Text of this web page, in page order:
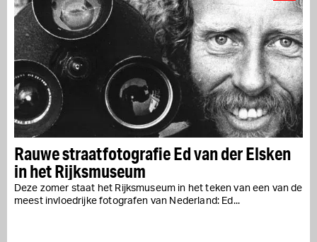
Rauwe straatfotografie Ed van der Elsken
in het Rijksmuseum
Deze zomer staat het Rijksmuseum in het teken van een van de
meest invloedrijke fotografen van Nederland: Ed...